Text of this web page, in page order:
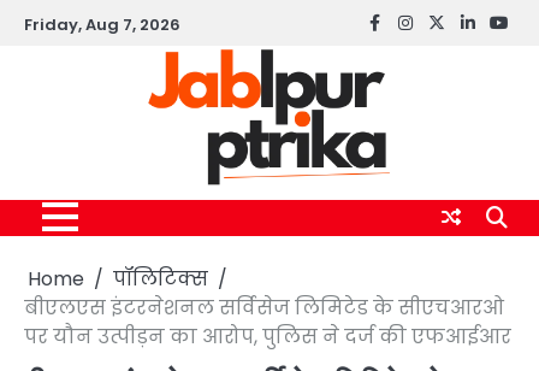
SkipFriday, Aug 7, 2026 Facebook
instagram
twitterlinkedin
Home
पॉलिटिक्स
बीएलएस इंटरनेशनल सर्विसेज लिमिटेड के सीएचआरओ
पर यौन उत्पीड़न का आरोप, पुलिस ने दर्ज की एफआईआर